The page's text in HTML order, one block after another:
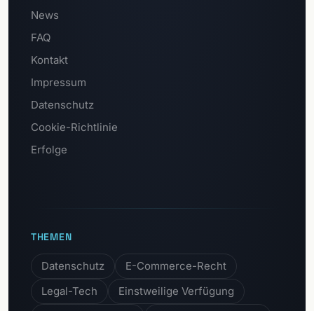
News
FAQ
Kontakt
Impressum
Datenschutz
Cookie-Richtlinie
Erfolge
THEMEN
Datenschutz
E-Commerce-Recht
Legal-Tech
Einstweilige Verfügung